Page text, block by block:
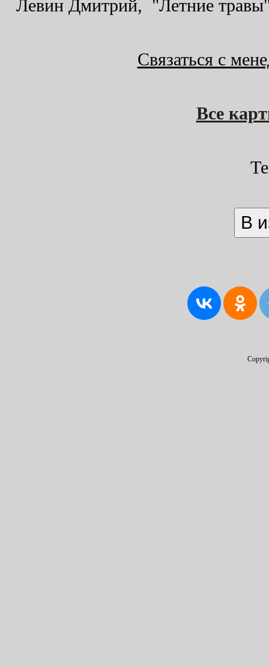
Левин Дмитрий, "Летние
Связаться с
Все